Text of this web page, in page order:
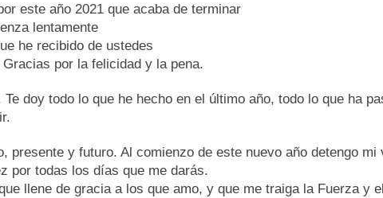
este año 2021 que acaba de terminar
lentamente
he recibido de ustedes
por la felicidad y la pena.
doy todo lo que he hecho en el último año, todo lo que ha
presente y futuro. Al comienzo de este nuevo año detengo mi
por todas los días que me darás.
llene de gracia a los que amo, y que me traiga la Fuerza y